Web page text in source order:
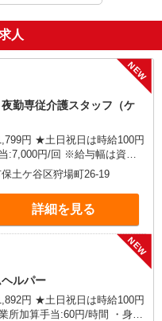
人
NEW
勤専従介護スタッフ（ケ
は時給100円
:7,000円/回 ※給与幅は資
土ケ谷区狩場町26-19
詳細を見る
NEW
ルパー
は時給100円
所加算手当:60円/時間 ・身体